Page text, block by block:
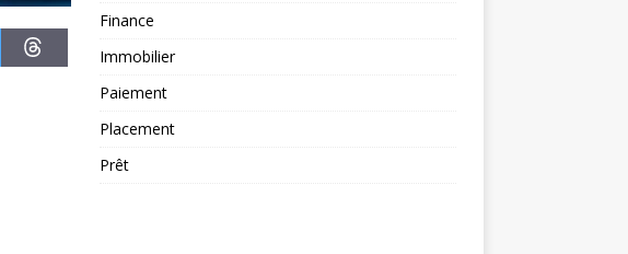
Finance
Immobilier
Paiement
Placement
Prêt